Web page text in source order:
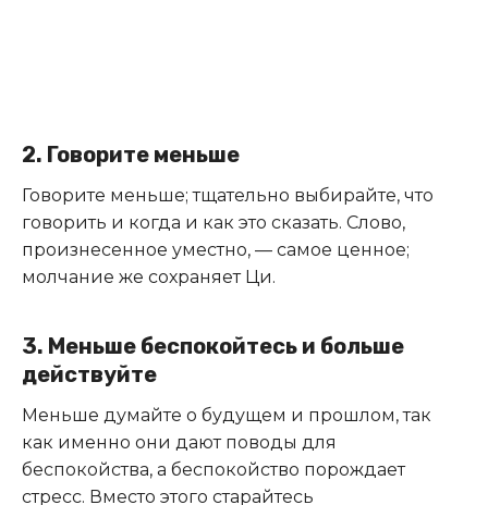
2. Говорите меньше
Говорите меньше; тщательно выбирайте, что
говорить и когда и как это сказать. Слово,
произнесенное уместно, — самое ценное;
молчание же сохраняет Ци.
3. Меньше беспокойтесь и больше
действуйте
Меньше думайте о будущем и прошлом, так
как именно они дают поводы для
беспокойства, а беспокойство порождает
стресс. Вместо этого старайтесь